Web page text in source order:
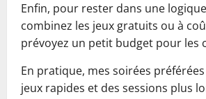
Enfin, pour rester dans une
combinez les jeux gratuits ou à
prévoyez un petit budget pour les
En pratique, mes soirées
jeux rapides et des sessions plus